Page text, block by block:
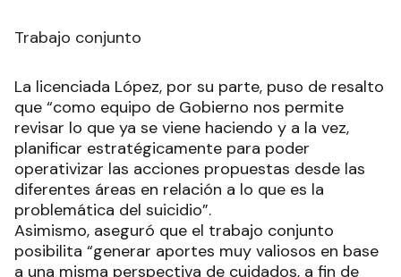
Trabajo conjunto
La licenciada López, por su parte, puso de resalto
que “como equipo de Gobierno nos permite
revisar lo que ya se viene haciendo y a la vez,
planificar estratégicamente para poder
operativizar las acciones propuestas desde las
diferentes áreas en relación a lo que es la
problemática del suicidio”.
Asimismo, aseguró que el trabajo conjunto
posibilita “generar aportes muy valiosos en base
a una misma perspectiva de cuidados, a fin de